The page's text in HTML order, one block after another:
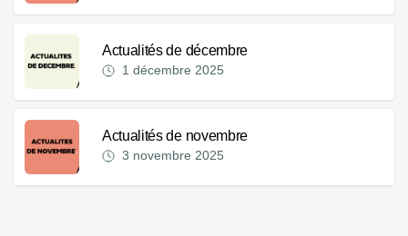
Actualités de décembre
1 décembre 2025
Actualités de novembre
3 novembre 2025